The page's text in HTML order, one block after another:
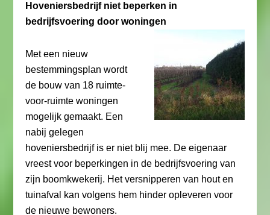
Hoveniersbedrijf niet beperken in
bedrijfsvoering door woningen
Met een nieuw
bestemmingsplan wordt
de bouw van 18 ruimte-
voor-ruimte woningen
mogelijk gemaakt. Een
nabij gelegen
hoveniersbedrijf is er niet blij mee. De eigenaar
vreest voor beperkingen in de bedrijfsvoering van
zijn boomkwekerij. Het versnipperen van hout en
tuinafval kan volgens hem hinder opleveren voor
de nieuwe bewoners.